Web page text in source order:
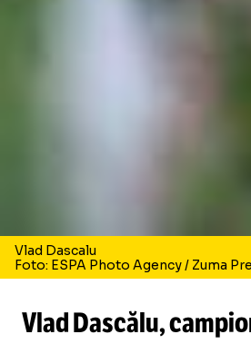
Vlad Dascalu
Foto: ESPA Photo Agency / Zuma
Vlad Dascălu,